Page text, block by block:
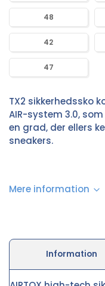
48
42
47
TX2 sikkerhedssko
AIR-system 3.0,
en grad, der ellers
sneakers.
Mere information
Information